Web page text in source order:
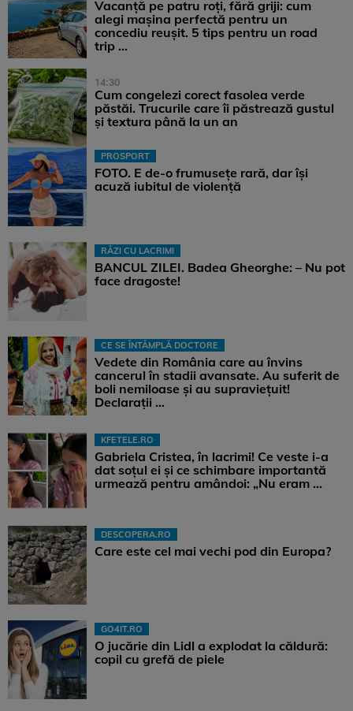
Vacanță pe patru roți, fără griji: cum
alegi mașina perfectă pentru un
concediu reușit. 5 tips pentru un road
trip ...
14:30
Cum congelezi corect fasolea verde
păstăi. Trucurile care îi păstrează gustul
și textura până la un an
PROSPORT
FOTO. E de-o frumusețe rară, dar își
acuză iubitul de violență
RÂZI CU LACRIMI
BANCUL ZILEI. Badea Gheorghe: – Nu pot
face dragoste!
CE SE ÎNTÂMPLĂ DOCTORE
Vedete din România care au învins
cancerul în stadii avansate. Au suferit de
boli nemiloase şi au supravieţuit!
Declarații ...
KFETELE.RO
Gabriela Cristea, în lacrimi! Ce veste i-a
dat soțul ei și ce schimbare importantă
urmează pentru amândoi: „Nu eram ...
DESCOPERA.RO
Care este cel mai vechi pod din Europa?
GO4IT.RO
O jucărie din Lidl a explodat la căldură:
copil cu grefă de piele